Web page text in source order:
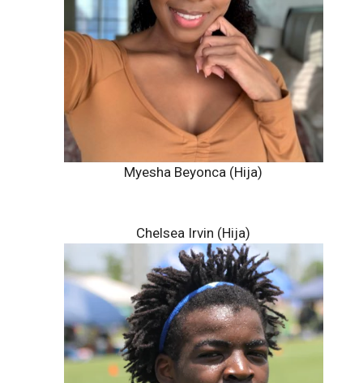
Myesha Beyonca (Hija)
Chelsea Irvin (Hija)